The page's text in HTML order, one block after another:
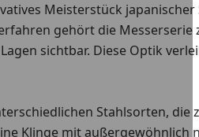
Meisterstück
gehört die
sichtbar. Diese Optik
Stahlsorten,
Klinge mit